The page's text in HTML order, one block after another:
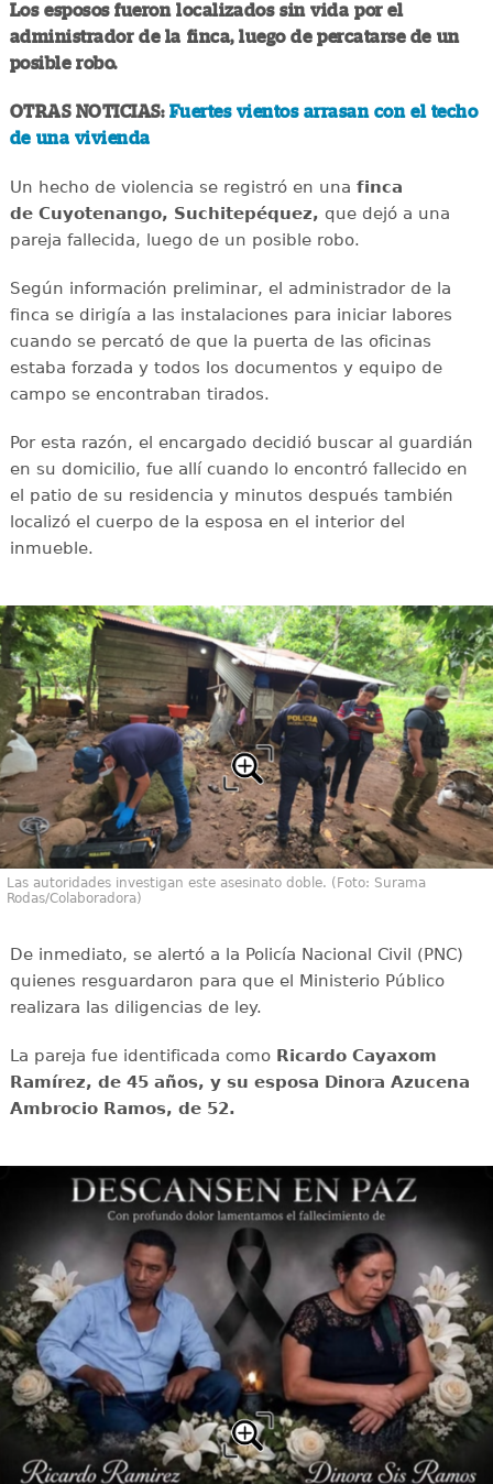
Los esposos fueron localizados sin vida por el
administrador de la finca, luego de percatarse de un
posible robo.
OTRAS NOTICIAS: Fuertes vientos arrasan con el techo
de una vivienda
Un hecho de violencia se registró en una finca
de Cuyotenango, Suchitepéquez, que dejó a una
pareja fallecida, luego de un posible robo.
Según información preliminar, el administrador de la
finca se dirigía a las instalaciones para iniciar labores
cuando se percató de que la puerta de las oficinas
estaba forzada y todos los documentos y equipo de
campo se encontraban tirados.
Por esta razón, el encargado decidió buscar al guardián
en su domicilio, fue allí cuando lo encontró fallecido en
el patio de su residencia y minutos después también
localizó el cuerpo de la esposa en el interior del
inmueble.
Las autoridades investigan este asesinato doble. (Foto: Surama
Rodas/Colaboradora)
De inmediato, se alertó a la Policía Nacional Civil (PNC)
quienes resguardaron para que el Ministerio Público
realizara las diligencias de ley.
La pareja fue identificada como Ricardo Cayaxom
Ramírez, de 45 años, y su esposa Dinora Azucena
Ambrocio Ramos, de 52.